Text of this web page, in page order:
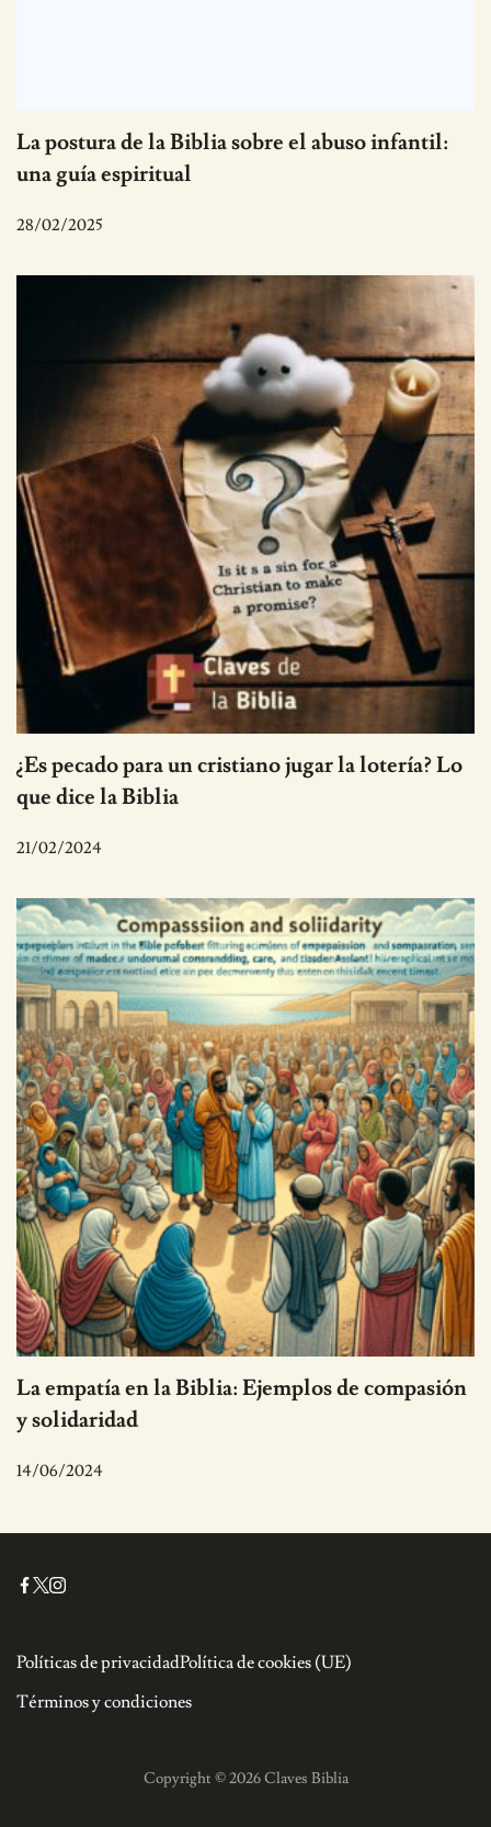
La postura de la Biblia sobre el abuso infantil:
una guía espiritual
28/02/2025
¿Es pecado para un cristiano jugar la lotería? Lo
que dice la Biblia
21/02/2024
La empatía en la Biblia: Ejemplos de compasión
y solidaridad
14/06/2024
Políticas de privacidadPolítica de cookies (UE)
Términos y condiciones
Copyright © 2026 Claves Biblia